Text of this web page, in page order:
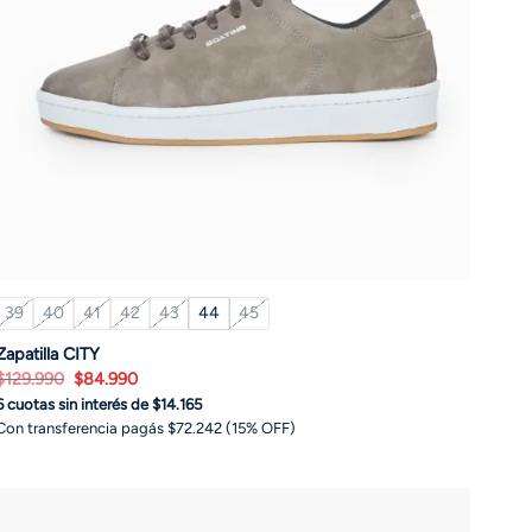
39 40 41 42 43 44 45
CITY
129.990 El
precio
original
era:
$129.990.
$84.990El
precio
actual
es:
$84.990.
cuotas sin interés de $14.165
transferencia pagás $72.242 (15% OFF)